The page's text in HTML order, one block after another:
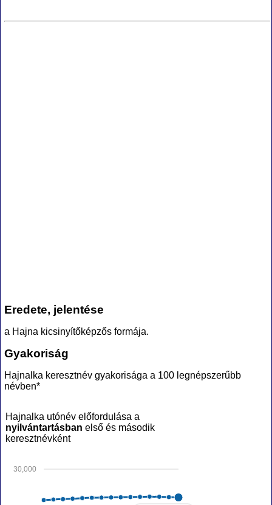
Eredete, jelentése
a Hajna kicsinyítőképzős formája.
Gyakoriság
Hajnalka keresztnév gyakorisága a 100 legnépszerűbb
névben*
Hajnalka utónév előfordulása a
nyilvántartásban első és második
keresztnévként
30,000